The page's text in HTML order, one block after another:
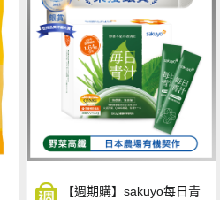
【週期購】sakuyo每日青